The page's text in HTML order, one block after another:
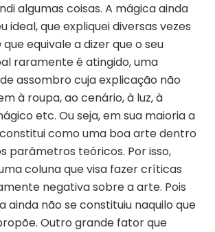
algumas coisas. A mágica ainda
ideal, que expliquei diversas vezes
equivale a dizer que o seu
raramente é atingido, uma
assombro cuja explicação não
à roupa, ao cenário, à luz, à
etc. Ou seja, em sua maioria a
como uma boa arte dentro
parâmetros teóricos. Por isso,
coluna que visa fazer críticas
negativa sobre a arte. Pois
ainda não se constituiu naquilo que
Outro grande fator que